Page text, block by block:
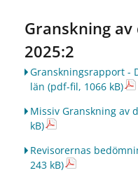
Granskning
2025:2
Granskningsrapport -
län (pdf-fil, 1066 kB)
Missiv Granskning av
kB)
Revisorernas
243 kB)